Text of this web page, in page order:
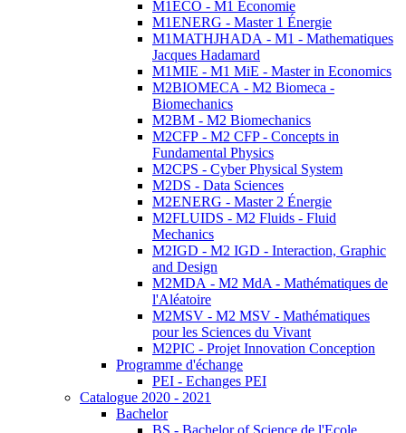
M1ECO - M1 Economie
M1ENERG - Master 1 Énergie
M1MATHJHADA - M1 - Mathematiques
Jacques Hadamard
M1MIE - M1 MiE - Master in Economics
M2BIOMECA - M2 Biomeca -
Biomechanics
M2BM - M2 Biomechanics
M2CFP - M2 CFP - Concepts in
Fundamental Physics
M2CPS - Cyber Physical System
M2DS - Data Sciences
M2ENERG - Master 2 Énergie
M2FLUIDS - M2 Fluids - Fluid
Mechanics
M2IGD - M2 IGD - Interaction, Graphic
and Design
M2MDA - M2 MdA - Mathématiques de
l'Aléatoire
M2MSV - M2 MSV - Mathématiques
pour les Sciences du Vivant
M2PIC - Projet Innovation Conception
Programme d'échange
PEI - Echanges PEI
Catalogue 2020 - 2021
Bachelor
BS - Bachelor of Science de l'Ecole